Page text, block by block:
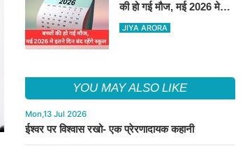
की हो गई मौज, मई 2026 मे
इतने दिन बंद रहेंगे स्कूल
JIYA ARORA
YOU MAY ALSO LIKE
Mon,13 Jul 2026
ईश्वर पर विश्वास रखो- एक प्रेरणादायक कहानी